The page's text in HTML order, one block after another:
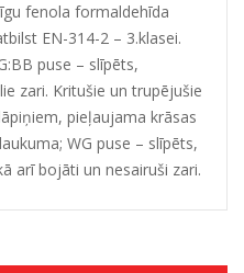
fenola formaldehīda
EN-314-2 – 3.klasei.
puse – slīpēts,
zari. Kritušie un trupējušie
pieļaujama krāsas
WG puse – slīpēts,
arī bojāti un nesairuši zari.